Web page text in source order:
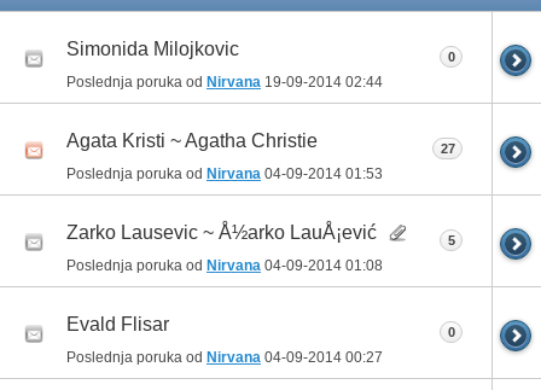
Simonida Milojkovic
Poslednja poruka od Nirvana 19-09-2014 02:44
0
Agata Kristi ~ Agatha Christie
Poslednja poruka od Nirvana 04-09-2014 01:53
27
Zarko Lausevic ~ Å½arko LauÅ¡ević
Poslednja poruka od Nirvana 04-09-2014 01:08
5
Evald Flisar
Poslednja poruka od Nirvana 04-09-2014 00:27
0